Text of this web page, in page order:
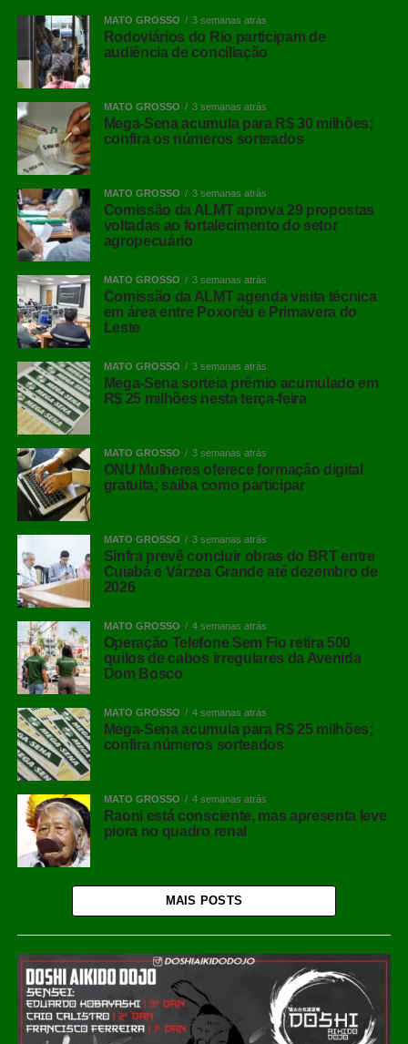
MATO GROSSO 3 semanas atrás
Rodoviários do Rio participam de
audiência de conciliação
MATO GROSSO 3 semanas atrás
Mega-Sena acumula para R$ 30 milhões;
confira os números sorteados
MATO GROSSO 3 semanas atrás
Comissão da ALMT aprova 29 propostas
voltadas ao fortalecimento do setor
agropecuário
MATO GROSSO 3 semanas atrás
Comissão da ALMT agenda visita técnica
em área entre Poxoréu e Primavera do
Leste
MATO GROSSO 3 semanas atrás
Mega-Sena sorteia prêmio acumulado em
R$ 25 milhões nesta terça-feira
MATO GROSSO 3 semanas atrás
ONU Mulheres oferece formação digital
gratuita; saiba como participar
MATO GROSSO 3 semanas atrás
Sinfra prevê concluir obras do BRT entre
Cuiabá e Várzea Grande até dezembro de
2026
MATO GROSSO 4 semanas atrás
Operação Telefone Sem Fio retira 500
quilos de cabos irregulares da Avenida
Dom Bosco
MATO GROSSO 4 semanas atrás
Mega-Sena acumula para R$ 25 milhões;
confira números sorteados
MATO GROSSO 4 semanas atrás
Raoni está consciente, mas apresenta leve
piora no quadro renal
MAIS POSTS